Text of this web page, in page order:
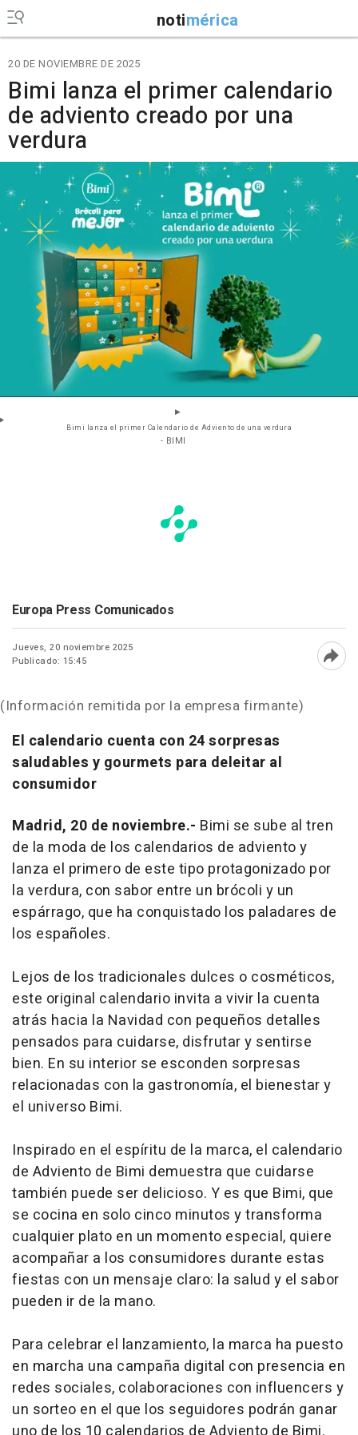
notimérica
20 DE NOVIEMBRE DE 2025
Bimi lanza el primer calendario
de adviento creado por una
verdura
Bimi lanza el primer Calendario de Adviento de una verdura
- BIMI
Europa Press Comunicados
Jueves, 20 noviembre 2025
Publicado: 15:45
(Información remitida por la empresa firmante)
El calendario cuenta con 24 sorpresas
saludables y gourmets para deleitar al
consumidor
Madrid, 20 de noviembre.- Bimi se sube al tren
de la moda de los calendarios de adviento y
lanza el primero de este tipo protagonizado por
la verdura, con sabor entre un brócoli y un
espárrago, que ha conquistado los paladares de
los españoles.
Lejos de los tradicionales dulces o cosméticos,
este original calendario invita a vivir la cuenta
atrás hacia la Navidad con pequeños detalles
pensados para cuidarse, disfrutar y sentirse
bien. En su interior se esconden sorpresas
relacionadas con la gastronomía, el bienestar y
el universo Bimi.
Inspirado en el espíritu de la marca, el calendario
de Adviento de Bimi demuestra que cuidarse
también puede ser delicioso. Y es que Bimi, que
se cocina en solo cinco minutos y transforma
cualquier plato en un momento especial, quiere
acompañar a los consumidores durante estas
fiestas con un mensaje claro: la salud y el sabor
pueden ir de la mano.
Para celebrar el lanzamiento, la marca ha puesto
en marcha una campaña digital con presencia en
redes sociales, colaboraciones con influencers y
un sorteo en el que los seguidores podrán ganar